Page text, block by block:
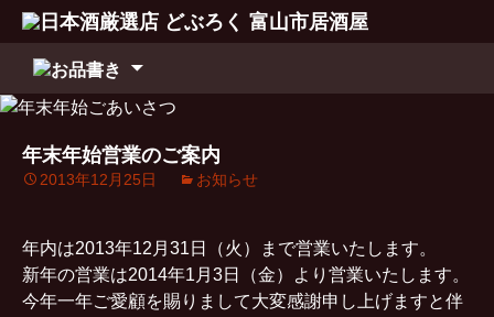
テ
ツ
へ
動
年末年始営業のご案内
2013年12月25日 お知らせ
年内は2013年12月31日（火）まで営業いたします。
新年の営業は2014年1月3日（金）より営業いたします。
今年一年ご愛顧を賜りまして大変感謝申し上げますと伴